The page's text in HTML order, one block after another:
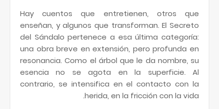
Hay cuentos que entretienen, otros que
enseñan, y algunos que transforman. El Secreto
del Sándalo pertenece a esa última categoría:
una obra breve en extensión, pero profunda en
resonancia. Como el árbol que le da nombre, su
esencia no se agota en la superficie. Al
contrario, se intensifica en el contacto con la
herida, en la fricción con la vida.